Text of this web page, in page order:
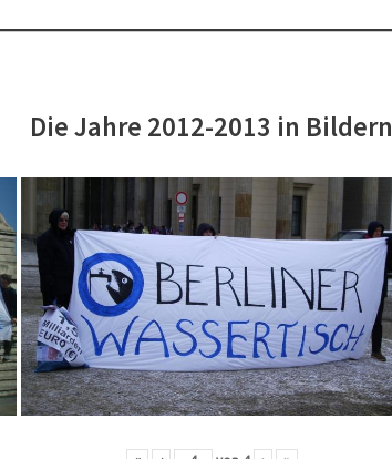
Die Jahre 2012-2013 in Bildern